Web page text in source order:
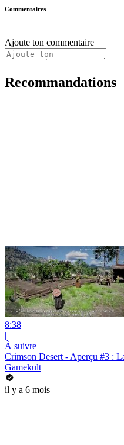
Commentaires
Ajoute ton commentaire
Recommandations
8:38
|
À suivre
Crimson Desert - Aperçu #3 :
Gamekult
il y a 6 mois